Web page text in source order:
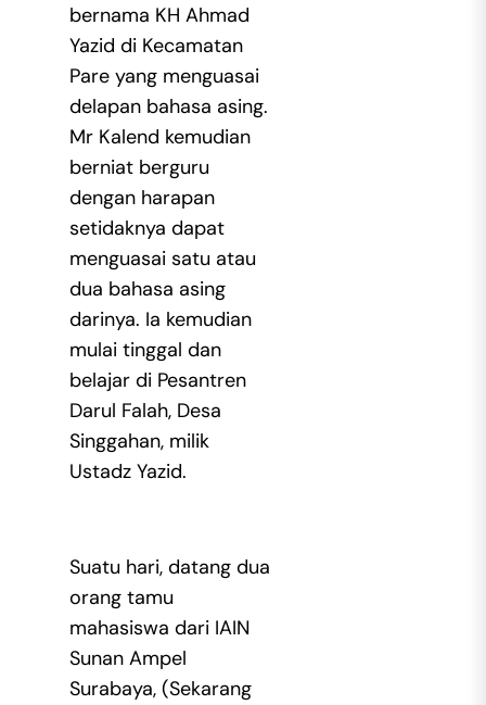
bernama KH Ahmad
Yazid di Kecamatan
Pare yang menguasai
delapan bahasa asing.
Mr Kalend kemudian
berniat berguru
dengan harapan
setidaknya dapat
menguasai satu atau
dua bahasa asing
darinya. Ia kemudian
mulai tinggal dan
belajar di Pesantren
Darul Falah, Desa
Singgahan, milik
Ustadz Yazid.
Suatu hari, datang dua
orang tamu
mahasiswa dari IAIN
Sunan Ampel
Surabaya, (Sekarang